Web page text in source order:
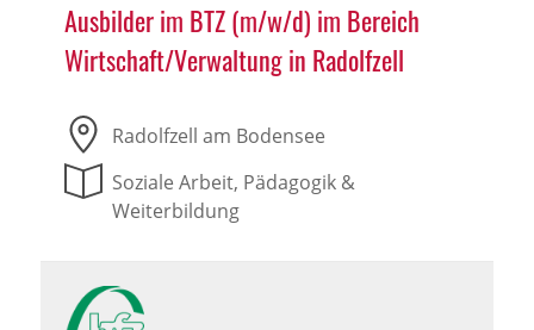
Ausbilder im BTZ (m/w/d) im Bereich
Wirtschaft/Verwaltung in Radolfzell
Radolfzell am Bodensee
Soziale Arbeit, Pädagogik &
Weiterbildung